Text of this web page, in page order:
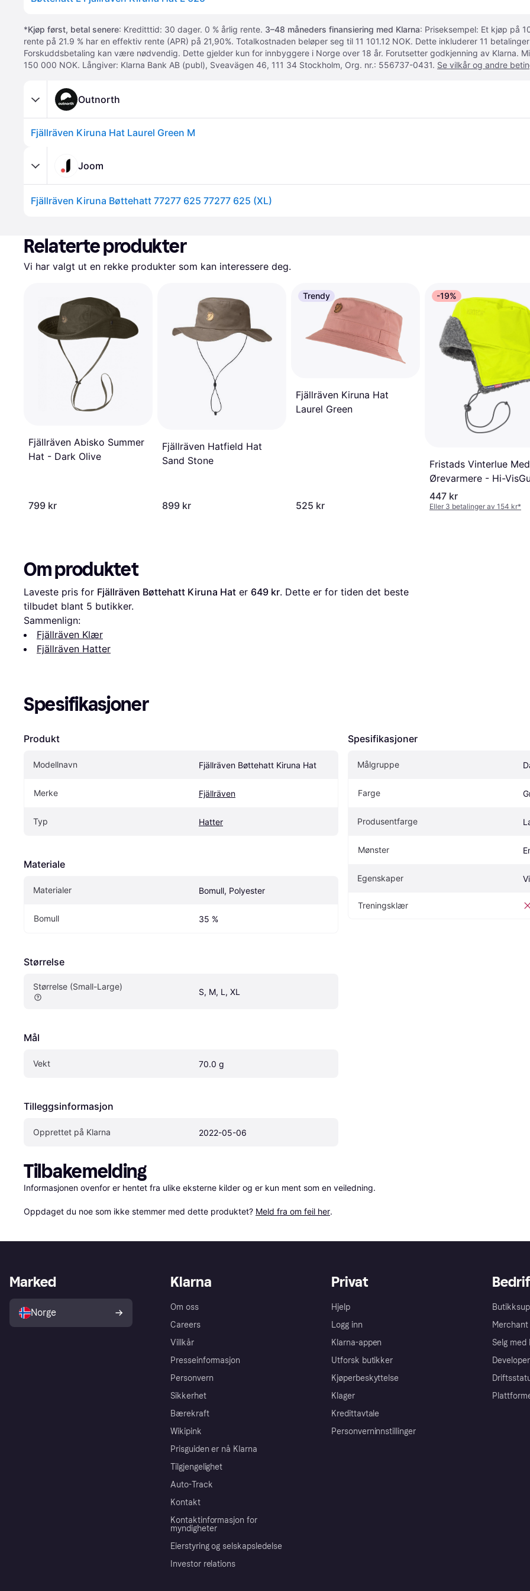
*Kjøp først, betal senere: Kreditttid: 30 dager. 0 % årlig rente. 3–48 måneders finansiering med Klarna: Priseksempel: Et kjøp på
rente på 21.9 % har en effektiv rente (APR) på 21,90%. Totalkostnaden beløper seg til 11 101.12 NOK. Dette inkluderer 11
Forskuddsbetaling kan være nødvendig. Dette gjelder kun for innbyggere i Norge over 18 år. Forutsetter godkjenning av Klarna.
150 000 NOK. Långiver: Klarna Bank AB (publ), Sveavägen 46, 111 34 Stockholm, Org. nr.: 556737-0431. Se vilkår og andre
Outnorth
Fjällräven Kiruna Hat Laurel Green M
Joom
Fjällräven Kiruna Bøttehatt 77277 625 77277 625 (XL)
Relaterte produkter
Vi har valgt ut en rekke produkter som kan interessere deg.
Fjällräven Abisko Summer
Hat - Dark Olive
799 kr
Fjällräven Hatfield Hat
Sand Stone
899 kr
Trendy
Fjällräven Kiruna Hat
Laurel Green
525 kr
-19%
Fristads Vinterlue Med
Ørevarmere - Hi-
447 kr
Eller 3 betalinger av 154 kr*
Om produktet
Laveste pris for Fjällräven Bøttehatt Kiruna Hat er 649 kr. Dette er for tiden det beste
tilbudet blant 5 butikker.
Sammenlign:
Fjällräven Klær
Fjällräven Hatter
Spesifikasjoner
Produkt
Modellnavn Fjällräven Bøttehatt Kiruna Hat
Merke Fjällräven
Typ Hatter
Materiale
Materialer Bomull, Polyester
Bomull 35 %
Størrelse
Størrelse (Small-Large)
S, M, L, XL
Mål
Vekt 70.0 g
Tilleggsinformasjon
Opprettet på Klarna 2022-05-06
Spesifikasjoner
Målgruppe
Farge
Produsentfarge
Mønster
Egenskaper
Treningsklær
Tilbakemelding
Informasjonen ovenfor er hentet fra ulike eksterne kilder og er kun ment som en veiledning.
Oppdaget du noe som ikke stemmer med dette produktet? Meld fra om feil her.
Klarna
Om oss
Careers
Villkår
Presseinformasjon
Personvern
Sikkerhet
Bærekraft
Wikipink
Prisguiden er nå Klarna
Tilgjengelighet
Auto-Track
Kontakt
Kontaktinformasjon for
myndigheter
Eierstyring og selskapsledelse
Investor relations
Privat
Hjelp
Logg inn
Klarna-appen
Utforsk butikker
Kjøperbeskyttelse
Klager
Kredittavtale
Personverninnstillinger
Merchant
Selg med
Marked
Norge